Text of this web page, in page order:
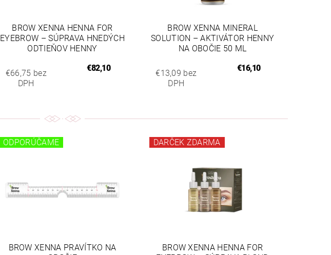
BROW XENNA HENNA FOR
EYEBROW – SÚPRAVA HNEDÝCH
ODTIEŇOV HENNY
€66,75 bez
DPH
€82,10
BROW XENNA MINERAL
SOLUTION – AKTIVÁTOR HENNY
NA OBOČIE 50 ML
€13,09 bez
DPH
€16,10
ODPORÚČAME
BROW XENNA PRAVÍTKO NA
DARČEK ZDARMA
BROW XENNA HENNA FOR